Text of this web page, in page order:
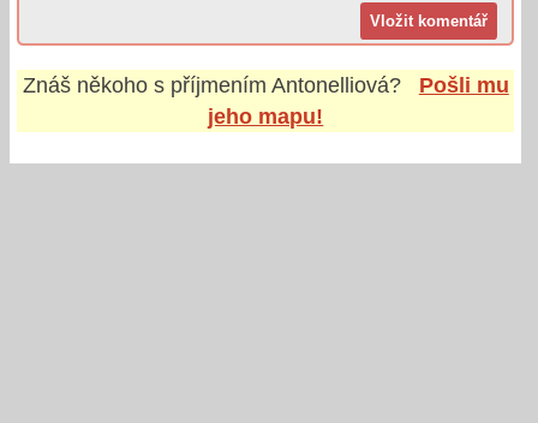
Znáš někoho s příjmením Antonelliová?
Pošli mu
jeho mapu!